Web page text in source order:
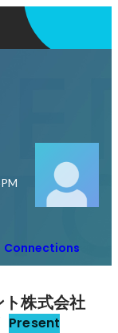
Connections
株式会社
Present